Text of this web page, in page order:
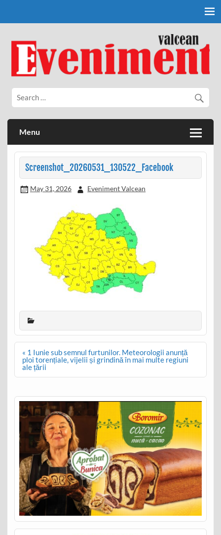
Eveniment Valcean
Menu
Screenshot_20260531_130522_Facebook
May 31, 2026 Eveniment Valcean
Post
navigation
« 1 Iunie sub semnul furtunilor. Meteorologii anunță
ploi torențiale, vijelii și grindină în mai multe regiuni
ale țării